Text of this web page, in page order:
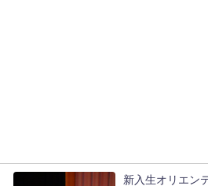
新入生オリエン